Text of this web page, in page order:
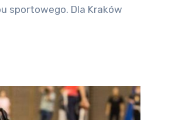
sportowego. Dla Kraków